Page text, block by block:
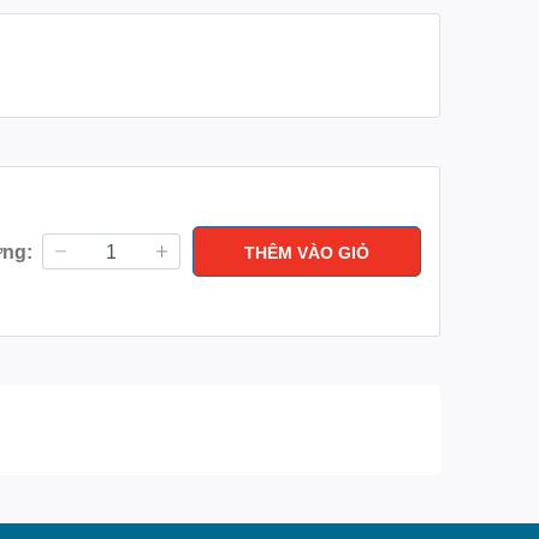
THÊM VÀO GIỎ